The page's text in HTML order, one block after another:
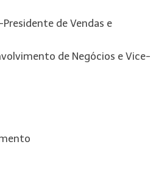
de Vendas e
de Negócios e Vice-